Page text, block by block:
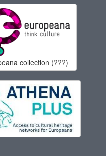
collection (???)